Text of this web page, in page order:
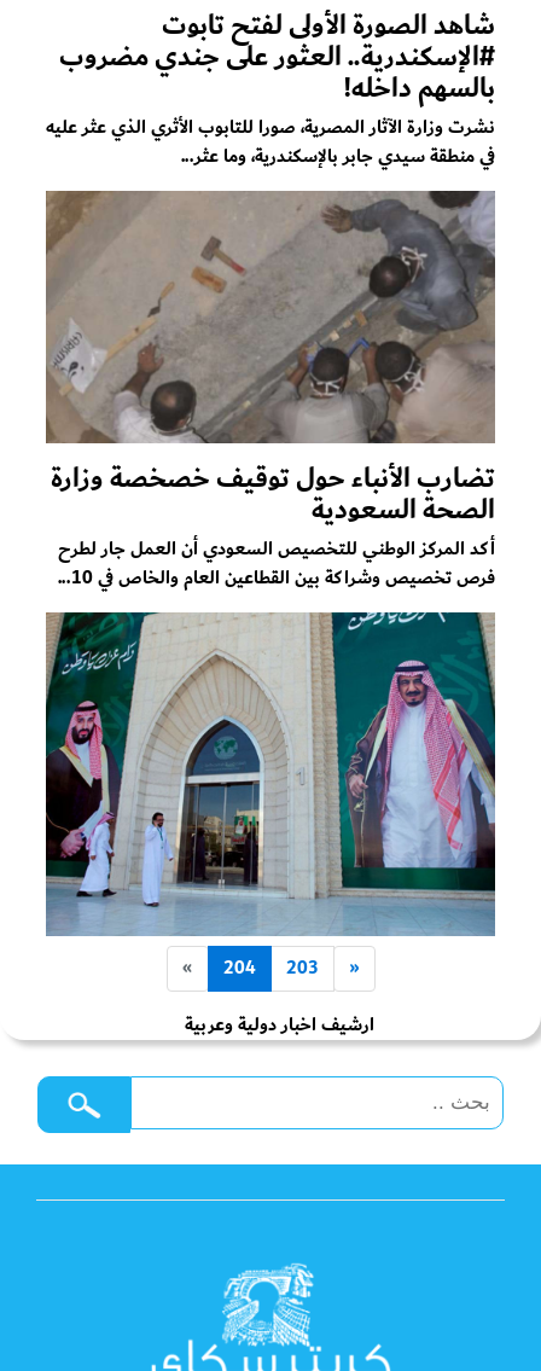
شاهد الصورة الأولى لفتح تابوت
#الإسكندرية.. العثور على جندي مضروب
بالسهم داخله!
نشرت وزارة الآثار المصرية، صورا للتابوب الأثري الذي عثر عليه
في منطقة سيدي جابر بالإسكندرية، وما عثر...
تضارب الأنباء حول توقيف خصخصة وزارة
الصحة السعودية
أكد المركز الوطني للتخصيص السعودي أن العمل جار لطرح
فرص تخصيص وشراكة بين القطاعين العام والخاص في 10...
«
203
204
»
ارشيف اخبار دولية وعربية